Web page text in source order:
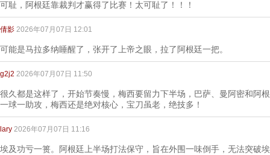
可耻，阿根廷靠裁判才赢得了比赛！太可耻了！！！
倩影 2026年07月07日 12:01
可能是马拉多纳睡醒了，张开了上帝之眼，拉了阿根廷一把。
g2j2 2026年07月07日 11:50
很久都是这样了，开始节奏慢，梅西要留力下半场，巴萨、曼阿密和阿
一球一助攻，梅西还是绝对核心，宝刀虽老，绝技多！
lary 2026年07月07日 11:16
埃及功亏一篑。阿根廷上半场打法保守，旨在外围一味倒手，无法突破